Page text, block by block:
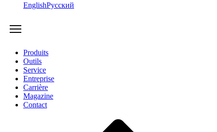
EnglishРусский
Produits
Outils
Service
Entreprise
Carrière
Magazine
Contact